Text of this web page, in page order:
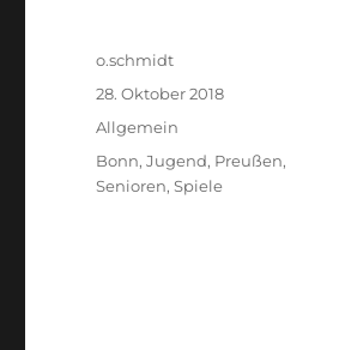
Autor
o.schmidt
Veröffentlicht
am
28. Oktober 2018
Kategorien
Allgemein
Schlagwörter
Bonn,Jugend, Preußen,
Senioren,Spiele